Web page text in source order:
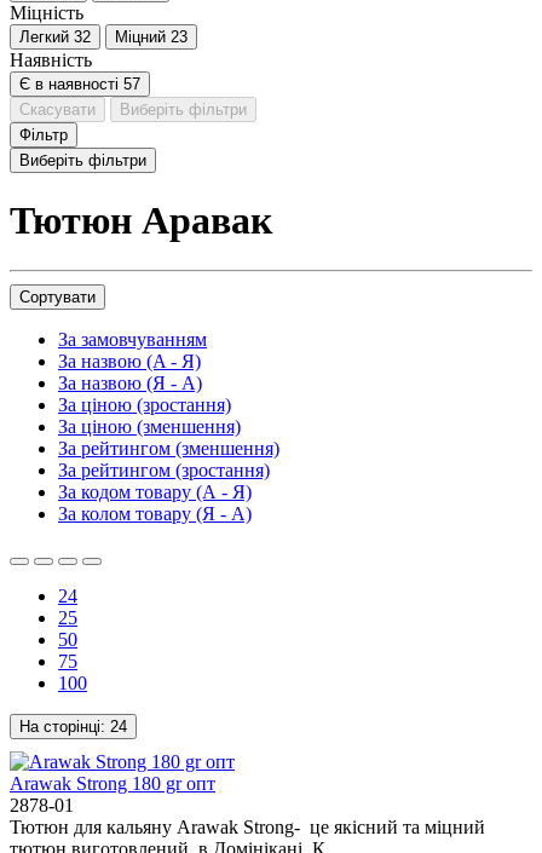
Міцність
Легкий 32 Міцний 23
Наявність
Є в наявності 57
Скасувати
Виберіть фільтри
Фільтр
Виберіть фільтри
Тютюн Аравак
Сортувати
За замовчуванням
За назвою (A - Я)
За назвою (Я - A)
За ціною (зростання)
За ціною (зменшення)
За рейтингом (зменшення)
За рейтингом (зростання)
За кодом товару (А - Я)
За колом товару (Я - А)
24
25
50
75
100
На сторінці: 24
Arawak Strong 180 gr опт
2878-01
Тютюн для кальяну Arawak Strong- це якісний та міцний
тютюн виготовлений в Домінікані. К..